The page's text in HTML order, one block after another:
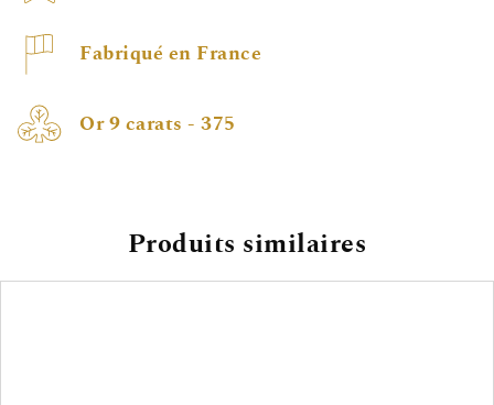
Fabriqué en France
Or 9 carats - 375
Produits similaires